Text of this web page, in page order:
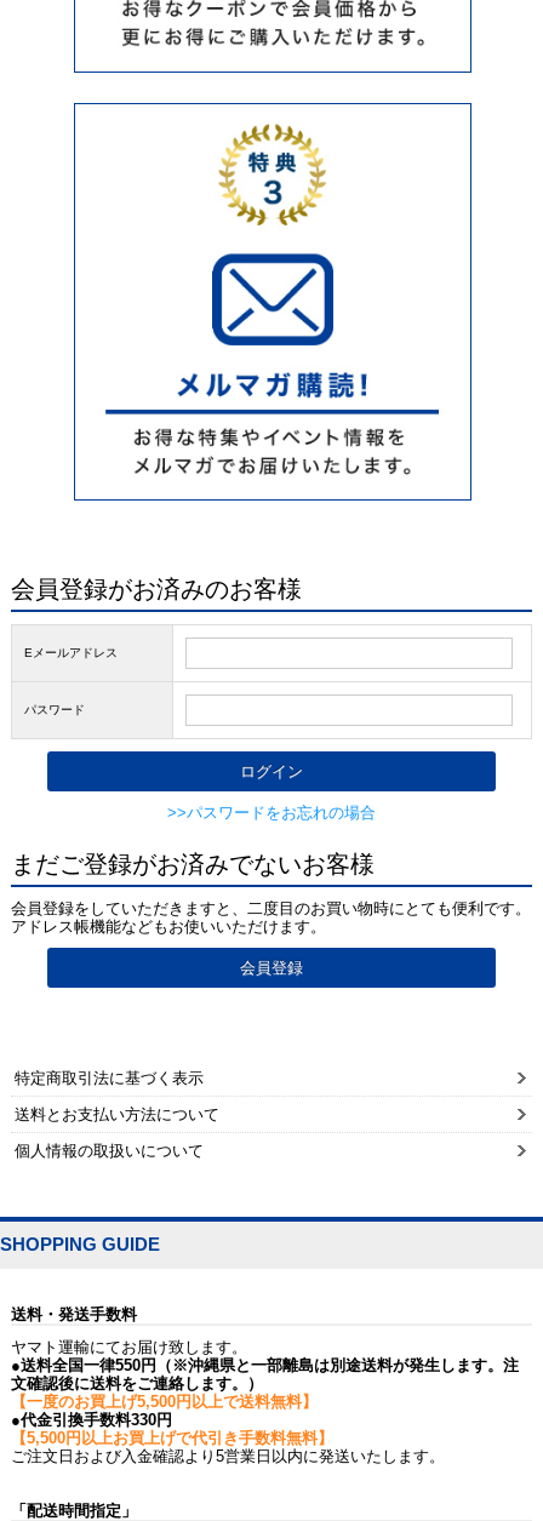
会員登録がお済みのお客様
Eメールアドレス
パスワード
>>パスワードをお忘れの場合
まだご登録がお済みでないお客様
会員登録をしていただきますと、二度目のお買い物時にとても便利です。
アドレス帳機能などもお使いいただけます。
特定商取引法に基づく表示
送料とお支払い方法について
個人情報の取扱いについて
SHOPPING GUIDE
送料・発送手数料
ヤマト運輸にてお届け致します。
●送料全国一律550円（※沖縄県と一部離島は別途送料が発生します。注
文確認後に送料をご連絡します。）
【一度のお買上げ5,500円以上で送料無料】
●代金引換手数料330円
【5,500円以上お買上げで代引き手数料無料】
ご注文日および入金確認より5営業日以内に発送いたします。
「配送時間指定」